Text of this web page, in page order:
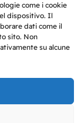
come i cookie
dispositivo. Il
dati come il
sito. Non
su alcune
di